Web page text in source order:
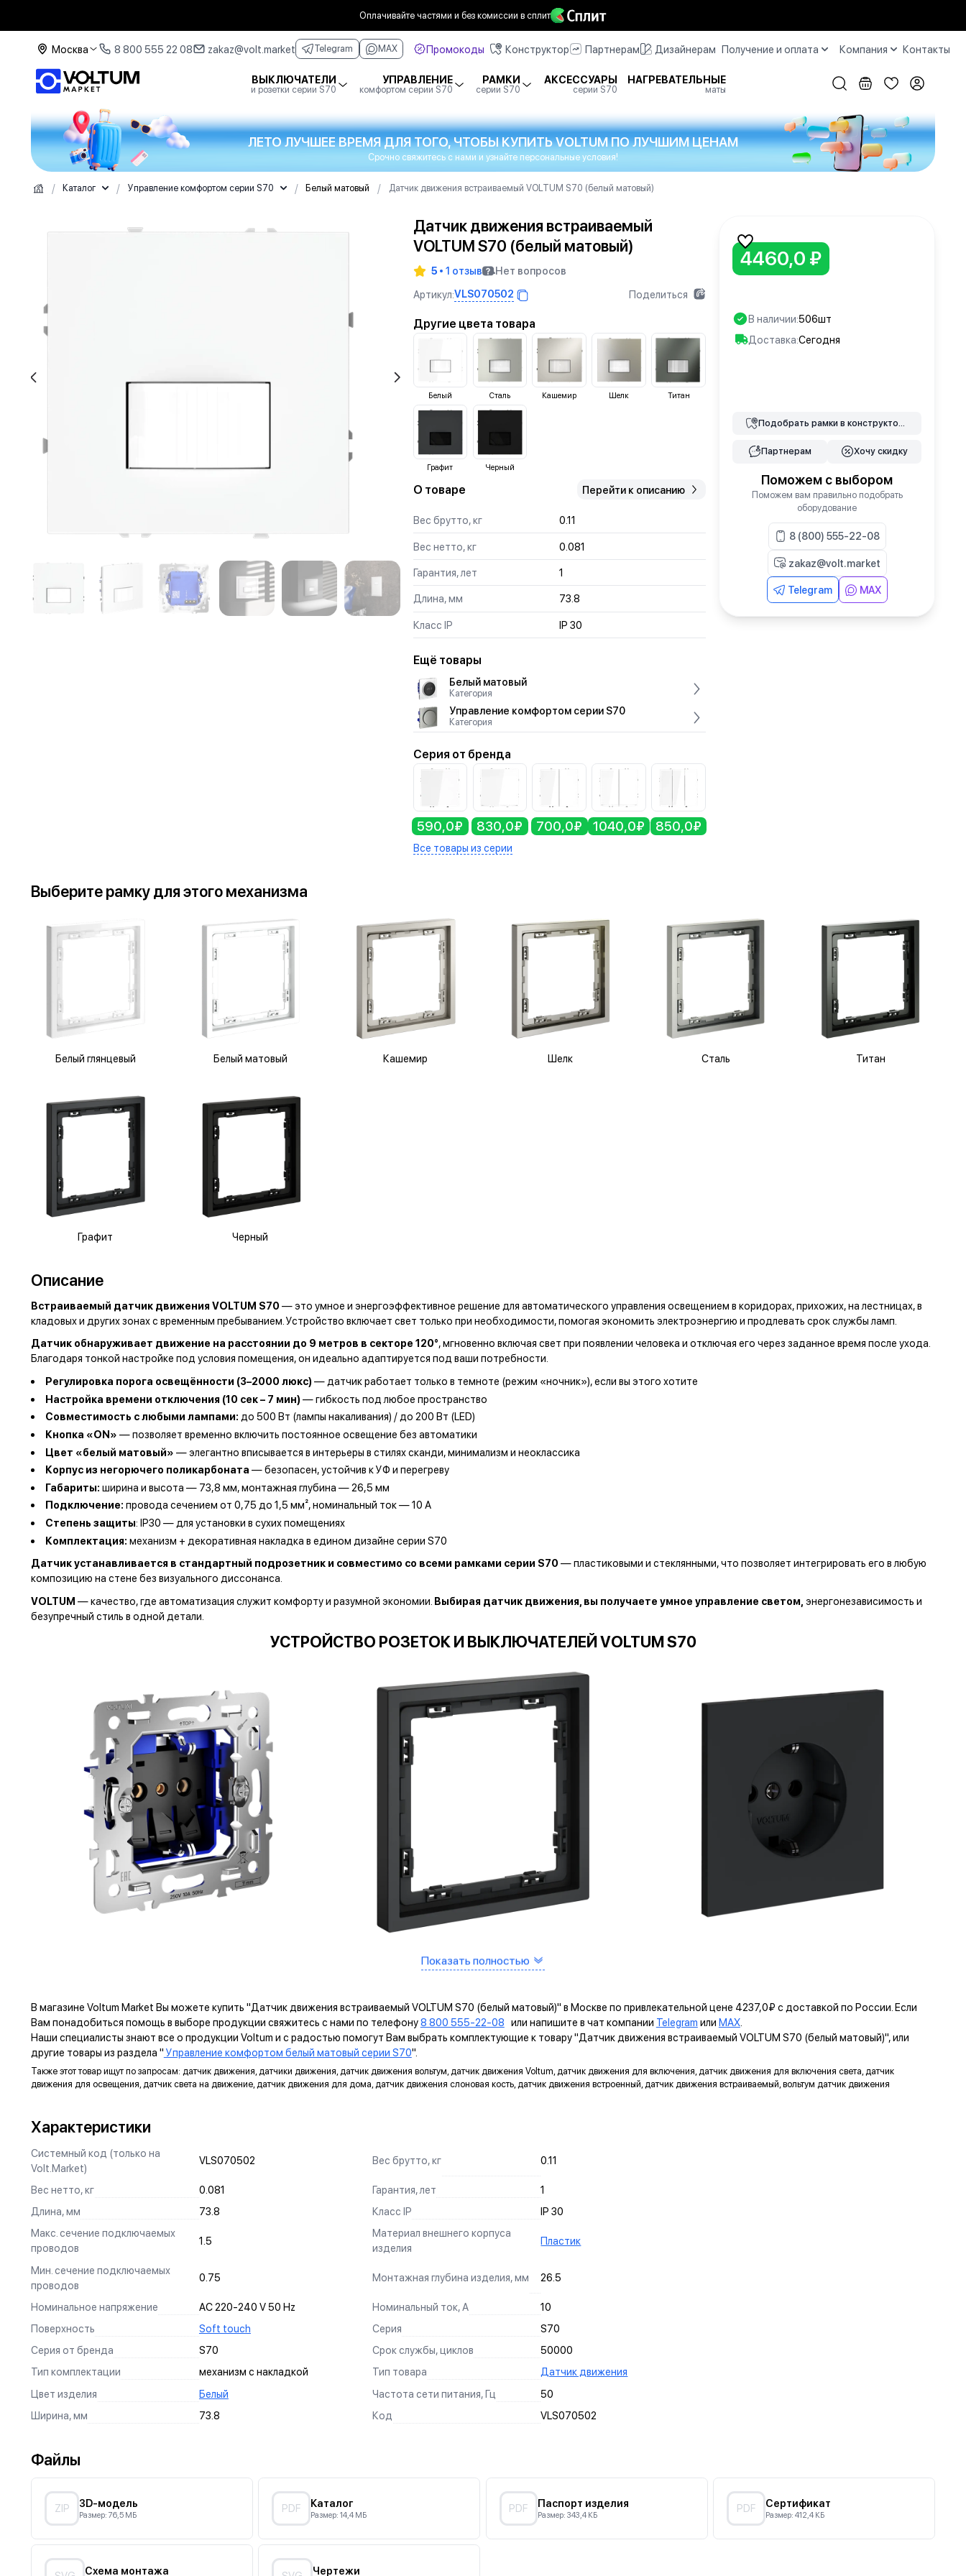
Оплачивайте частями и без комиссии в сплит
Москва 8 800 555 22 08 zakaz@volt.market Telegram MAX Промокоды Конструктор Партнерам Дизайнерам Получение и оплата Компания Контакты
ВЫКЛЮЧАТЕЛИ
и розетки серии S70
УПРАВЛЕНИЕ
комфортом серии S70
РАМКИ
серии S70
АКСЕССУАРЫ
серии S70
НАГРЕВАТЕЛЬНЫЕ
маты
ЛЕТО ЛУЧШЕЕ ВРЕМЯ ДЛЯ ТОГО, ЧТОБЫ КУПИТЬ VOLTUM ПО ЛУЧШИМ ЦЕНАМ
Срочно свяжитесь с нами и узнайте персональные условия!
/ Каталог / Управление комфортом серии S70 / Белый матовый / Датчик движения встраиваемый VOLTUM S70 (белый матовый)
Датчик движения встраиваемый
VOLTUM S70 (белый матовый)
5 1 отзыв
Нет вопросов
Артикул:VLS070502 Поделиться
Другие цвета товара
Белый Сталь Кашемир Шелк Титан
Графит Черный
О товаре Перейти к описанию
Вес брутто, кг 0.11
Вес нетто, кг 0.081
Гарантия, лет 1
Длина, мм 73.8
Класс IP IP 30
Ещё товары
Белый матовый
Категория
Управление комфортом серии S70
Категория
Серия от бренда
590,0₽ 830,0₽ 700,0₽ 1040,0₽ 850,0₽
Все товары из серии
4460,0 ₽
В наличии:506шт
Доставка:Сегодня
Подобрать рамки в конструкторе
Партнерам Хочу скидку
Поможем с выбором
Поможем вам правильно подобрать
оборудование
8 (800) 555-22-08
zakaz@volt.market
Telegram MAX
Выберитерамку дляэтого механизма
Белый глянцевый Белый матовый Кашемир Шелк Сталь Титан
Графит Черный
Описание
Встраиваемый датчик движения VOLTUM S70 — это умное и энергоэффективное решение для автоматического управления освещением в коридорах, прихожих, на лестницах, в
кладовых и других зонах с временным пребыванием. Устройство включает свет только при необходимости, помогая экономить электроэнергию и продлевать срок службы ламп.
Датчик обнаруживает движение на расстоянии до 9 метров в секторе 120°, мгновенно включая свет при появлении человека и отключая его через заданное время после ухода.
Благодаря тонкой настройке под условия помещения, он идеально адаптируется под ваши потребности.
Регулировка порога освещённости (3–2000 люкс) — датчик работает только в темноте (режим «ночник»), если вы этого хотите
Настройка времени отключения (10 сек – 7 мин) — гибкость под любое пространство
Совместимость с любыми лампами: до 500 Вт (лампы накаливания) / до 200 Вт (LED)
Кнопка «ON» — позволяет временно включить постоянное освещение без автоматики
Цвет «белый матовый» — элегантно вписывается в интерьеры в стилях сканди, минимализм и неоклассика
Корпус из негорючего поликарбоната — безопасен, устойчив к УФ и перегреву
Габариты: ширина и высота — 73,8 мм, монтажная глубина — 26,5 мм
Подключение: провода сечением от 0,75 до 1,5 мм², номинальный ток — 10 А
Степень защиты: IP30 — для установки в сухих помещениях
Комплектация: механизм + декоративная накладка в едином дизайне серии S70
Датчик устанавливается в стандартный подрозетник и совместимо со всеми рамками серии S70 — пластиковыми и стеклянными, что позволяет интегрировать его в любую
композицию на стене без визуального диссонанса.
VOLTUM — качество, где автоматизация служит комфорту и разумной экономии. Выбирая датчик движения, вы получаете умное управление светом, энергонезависимость и
безупречный стиль в одной детали.
УСТРОЙСТВО РОЗЕТОК И ВЫКЛЮЧАТЕЛЕЙ VOLTUM S70
Рамка
ЗАЗЕМЛЯЮЩИЙ КОНТАКТ
Изготовлен из оловянной бронзы с гальваническим
но и обеспечивает надежный контакт.
САМОЗАЖИМНЫЕ КЛЕММЫ
Помогают упростить процесс монтажа и гарантируют
КРЕПЛЕНИЕ EASY CLICK
неровности стены и надежно удерживают конструкцию.
Суппорт поддерживает установку механизма в
многопостовые рамки как по горизонтали, так и по
вертикали.
подрозетников.
АНКЕРНОЕ КРЕПЛЕНИЕ
Надежно фиксирует механизм в подрозетнике, не мешая
монтажу и не выпадая из свободного положения.
Механизм выполнен с учетом защиты проводов от
повреждений при установке, обеспечивая безопасную
эксплуатацию и исключая вероятность замыкания на детали
корпуса.
СИЛОВЫЕ КОНТАКТЫ
Изготовлены по международному стандарту из оловянной
бронзы, гарантируют долговечность и надежность
эксплуатации.
ЛЕГКОПОДВИЖНЫЕ КНОПКИ ОТСОЕДИНЕНИЯ
Помогают быстро и без специальных инструментов
отсоединенить провода при демонтаже.
СИЛА В КАЖДОМ ЗВЕНЕ
ДИЗАЙН
Мы продумываем все до самых мелочей, чтобы наши изделия служили стильным
ФУНКЦИОНАЛЬНОСТЬ
Мы следим за развитием технологий и дополняем наш ассортимент всеми
БЕЗОПАСНОСТЬ
Каждое наше изделие проходит многоступенчатое тестирование, чтобы мы
могли быть уверенны, что вы и ваш дом - в безопасности.
КАЧЕСТВО
Вся наша продукция соответствует международным стандартам
сертификации и ежедневно проверяется на производстве. Так мы можем
гарантировать качество каждого изделия.
УДОБСТВО
Мы тщательно продумываем монтаж и использование наших изделий, чтобы с ними было максимально приятно и удобно работать.
Показать полностью
В магазине Voltum Market Вы можете купить "Датчик движения встраиваемый VOLTUM S70 (белый матовый)" в Москве по привлекательной цене 4237,0₽ с доставкой по России. Если
Вам понадобиться помощь в выборе продукции свяжитесь с нами по телефону8 800 555-22-08 или напишите в чат компании Telegram или MAX.
Наши специалисты знают все о продукции Voltum и с радостью помогут Вам выбрать комплектующие к товару "Датчик движения встраиваемый VOLTUM S70 (белый матовый)", или
другие товары из раздела " Управление комфортом белый матовый серии S70".
Также этот товар ищут по запросам: датчик движения, датчики движения, датчик движения вольтум, датчик движения Voltum, датчик движения для включения, датчик движения для включения света, датчик
движения для освещения, датчик света на движение, датчик движения для дома, датчик движения слоновая кость, датчик движения встроенный, датчик движения встраиваемый, вольтум датчик движения
Характеристики
Системный код (только на
Volt.Market)
VLS070502 Вес брутто, кг 0.11
Вес нетто, кг 0.081 Гарантия, лет
1
Длина, мм
73.8 Класс IP
IP 30
Макс. сечение подключаемых
проводов
1.5
Материал внешнего корпуса
изделия
Пластик
Мин. сечение подключаемых
проводов
0.75 Монтажная глубина изделия, мм 26.5
Номинальное напряжение AC 220-240 V 50 Hz Номинальный ток, А
10
Поверхность
Soft touch Серия
S70
Серия от бренда
S70 Срок службы, циклов
50000
Тип комплектации
механизм с накладкой Тип товара
Датчик движения
Цвет изделия
Белый Частота сети питания, Гц
50
Ширина, мм
73.8 Код VLS070502
Файлы
ZIP 3D-модель
Размер: 76,5 МБ
PDF Каталог
Размер: 14,4 МБ
PDF Паспорт изделия
Размер: 343,4 КБ
PDF Сертификат
Размер: 412,4 КБ
Схема монтажа Чертежи